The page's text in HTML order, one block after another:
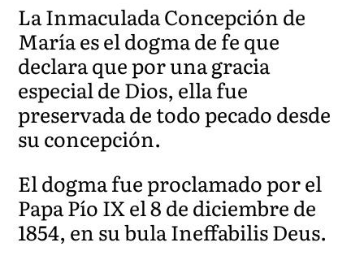
La Inmaculada Concepción de
María es el dogma de fe que
declara que por una gracia
especial de Dios, ella fue
preservada de todo pecado desde
su concepción.
El dogma fue proclamado por el
Papa Pío IX el 8 de diciembre de
1854, en su bula Ineffabilis Deus.